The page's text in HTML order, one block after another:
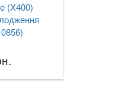
(X400)